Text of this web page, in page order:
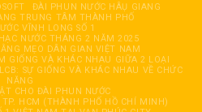
ĐÀI PHUN NƯỚC HÂỤ GIANG
TRUNG TÂM THÀNH PHỐ
VĨNH LONG SỐ 1
NƯỚC THÁNG 2 NĂM 2025
MẸO DÂN GIAN VIỆT NAM
GIỐNG VÀ KHÁC NHAU GIỮA 2 LOẠI
SỰ GIỐNG VÀ KHÁC NHAU VỀ CHỨC
NĂNG
CHO ĐÀI PHUN NƯỚC
HCM (THÀNH PHỐ HỒ CHÍ MINH)